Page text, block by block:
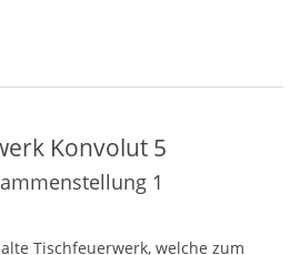
Konvolut 5
1
Tischfeuerwerk, welche zum